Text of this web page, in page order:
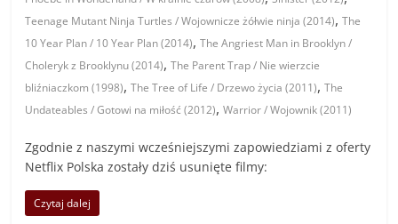
Teenage Mutant Ninja Turtles / Wojownicze żółwie ninja (2014),The
10 Year Plan / 10 Year Plan (2014),The Angriest Man in Brooklyn /
Choleryk z Brooklynu (2014),The Parent Trap / Nie wierzcie
bliźniaczkom (1998),The Tree of Life / Drzewo życia (2011),The
Undateables / Gotowi na miłość (2012),Warrior / Wojownik (2011)
Zgodnie z naszymi wcześniejszymi zapowiedziami z oferty
Netflix Polska zostały dziś usunięte filmy:
Czytaj dalej